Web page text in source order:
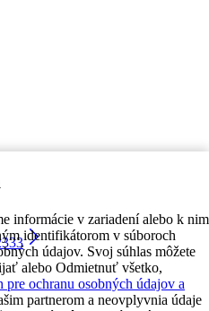
informácie v zariadení alebo k nim
identifikátorom v súboroch
údajov. Svoj súhlas môžete
alebo Odmietnuť všetko,
pre ochranu osobných údajov a
partnerom a neovplyvnia údaje